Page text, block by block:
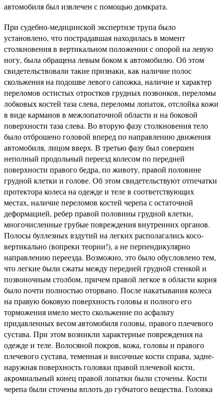
автомобиля был извлечен с помощью домкрата.
При судебно-медицинской экспертизе трупа было
установлено, что пострадавшая находилась в момент
столкновения в вертикальном положении с опорой на левую
ногу, была обращена левым боком к автомобилю. Об этом
свидетельствовали такие признаки, как наличие полос
скольжения на подошве левого сапожка, наличие и характер
переломов остистых отростков грудных позвонков, переломы
лобковых костей таза слева, переломы лопаток, отслойка кожи
в виде карманов в межлопаточной области и на боковой
поверхности таза слева. Во вторую фазу столкновения тело
было отброшено головой вперед по направлению движения
автомобиля, лицом вверх. В третью фазу был совершен
неполный продольный переезд колесом по передней
поверхности правого бедра, по животу, правой половине
грудной клетки и голове. Об этом свидетельствуют отпечатки
протектора колеса на одежде и теле в соответствующих
местах, наличие переломов костей черепа с остаточной
деформацией, ребер правой половины грудной клетки,
многочисленные грубые повреждения внутренних органов.
Полосы буллезных вздутий на легких располагались косо-
вертикально (вопреки теории!), а не перпендикулярно
направлению переезда. Возможно, это было обусловлено тем,
что легкие были сжаты между передней грудной стенкой и
позвоночным столбом, причем правой легкое в области корня
было почти полностью оторвано. После накатывания колеса
на правую боковую поверхность головы и полного его
торможения имело место скольжение по асфальту
придавленных весом автомобиля головы, правого плечевого
сустава. При этом возникли характерные повреждения на
одежде и теле. Волосяной покров, кожа, головы и правого
плечевого сустава, теменная и височные кости справа, задне-
наружная поверхность головки правой плечевой кости,
акромиальный конец правой лопатки были сточены. Кости
черепа были сточены вплоть до губчатого вещества. Головка